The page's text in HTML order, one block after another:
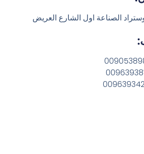
الصناعة اول الشارع العريض